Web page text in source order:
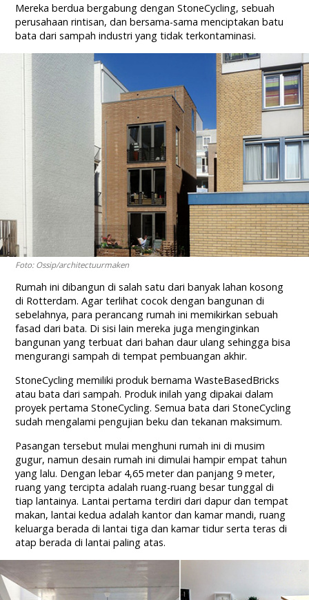
Mereka berdua bergabung dengan StoneCycling, sebuah
perusahaan rintisan, dan bersama-sama menciptakan batu
bata dari sampah industri yang tidak terkontaminasi.
Foto: Ossip/architectuurmaken
Rumah ini dibangun di salah satu dari banyak lahan kosong
di Rotterdam. Agar terlihat cocok dengan bangunan di
sebelahnya, para perancang rumah ini memikirkan sebuah
fasad dari bata. Di sisi lain mereka juga menginginkan
bangunan yang terbuat dari bahan daur ulang sehingga bisa
mengurangi sampah di tempat pembuangan akhir.
StoneCycling memiliki produk bernama WasteBasedBricks
atau bata dari sampah. Produk inilah yang dipakai dalam
proyek pertama StoneCycling. Semua bata dari StoneCycling
sudah mengalami pengujian beku dan tekanan maksimum.
Pasangan tersebut mulai menghuni rumah ini di musim
gugur, namun desain rumah ini dimulai hampir empat tahun
yang lalu. Dengan lebar 4,65 meter dan panjang 9 meter,
ruang yang tercipta adalah ruang-ruang besar tunggal di
tiap lantainya. Lantai pertama terdiri dari dapur dan tempat
makan, lantai kedua adalah kantor dan kamar mandi, ruang
keluarga berada di lantai tiga dan kamar tidur serta teras di
atap berada di lantai paling atas.